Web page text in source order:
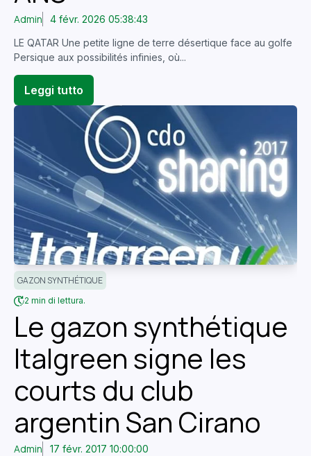
Admin
4 févr. 2026 05:38:43
LE QATAR Une petite ligne de terre désertique face au golfe
Persique aux possibilités infinies, où...
Leggi tutto
GAZON SYNTHÉTIQUE
2 min di lettura.
Le gazon synthétique
Italgreen signe les
courts du club
argentin San Cirano
Admin 17 févr. 2017 10:00:00